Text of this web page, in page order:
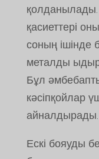
қасиеттері
соның ішінде
металды
Бұл
кәсіпқойлар
айналдырады.
Ескі бояуды